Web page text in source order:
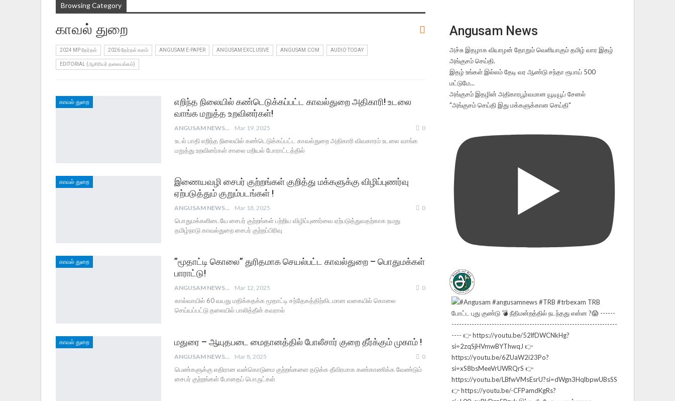
Browsing Category
காவல் துறை
2024 MP தேர்தல் 2026 தேர்தல் களம் ANGUSAM E-PAPER ANGUSAM EXCLUSIVE ANGUSAM.COM AUDIO TODAY
EDITORIAL (ஆசிரியர் தலையங்கம்)
காவல் துறை
எறிந்த நிலையில் கண்டெடுக்கப்பட்ட காவல்துறை அதிகாரி! உடலை
வாங்க மறுத்த உறவினர்கள்!
ANGUSAM NEWS Mar 19, 2025 0
உடல் பாதி எறிந்த நிலையில் கண்டெடுக்கப்பட்ட காவல்துறை அதிகாரி விவகாரம் உடலை வாங்க
மறுத்து உறவினர்கள் சாலை மறியல் போராட்டத்தில்
காவல் துறை
இணையவழி சைபர் குற்றங்கள் குறித்து மக்களுக்கு விழிப்புணர்வு
ஏற்படுத்தும் குறும்படங்கள் !
ANGUSAM NEWS Mar 18, 2025 0
பொதுமக்களிடையே சைபர் குற்றங்கள் பற்றிய விழிப்புணர்வை ஏற்படுத்துவதற்காக நமது
தமிழ்நாடு காவல்துறை சைபர் குற்றப்பிரிவு
காவல் துறை
”மூதாட்டி கொலை” துரிதமாக செயல்பட்ட காவல்துறை – பொதுமக்கள்
பாராட்டு!
ANGUSAM NEWS Mar 12, 2025 0
கால்வாயில் 60 வயது மதிக்கதக்க மூதாட்டி சந்தேகத்திற்கிடமான வகையில் கொலை
செய்யப்பட்டு தலையில் பாலித்தீன் கவரால்
காவல் துறை மதுரை – ஆயுதபடை மைதானத்தில் போலீசார் குறை தீர்க்கும் முகாம் !
ANGUSAM NEWS Mar 8, 2025 0
பெண்களுக்கு எதிரான வன்கொடுமை குற்றங்களை தடுக்க தீவிரமாக கண்காணிக்க வேண்டும்
சைபர் குற்றங்கள் போதைப் பொருட்கள்
Angusam News
அச்சு இதழாக வியாழன் தோறும் வெளியாகும் தமிழ் வார இதழ்
அங்குசம் செய்தி.
இதழ் உங்கள் இல்லம் தேடி வர ஆண்டு சந்தா ரூபாய் 500
மட்டுமே...
அங்குசம் இதழின் அதிகாரபூர்வமான யூடியூப் சேனல்
"அங்குசம் செய்தி இது மக்களுக்கான செய்தி"